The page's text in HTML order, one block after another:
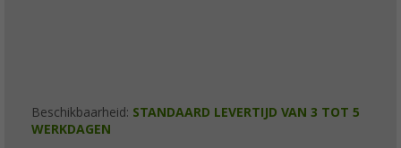
Beschikbaarheid: STANDAARD LEVERTIJD VAN 3 TOT 5
WERKDAGEN